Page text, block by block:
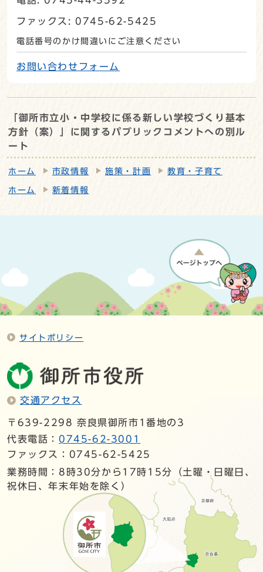
ファックス: 0745-62-5425
電話番号のかけ間違いにご注意ください
お問い合わせフォーム
「御所市立小・中学校に係る新しい学校づくり基本
方針（案）」に関するパブリックコメントへの別ル
ート
ホーム 市政情報 施策・計画 教育・子育て
ホーム 新着情報
サイトポリシー
交通アクセス
〒639-2298 奈良県御所市1番地の3
代表電話： 0745-62-3001
ファックス：0745-62-5425
業務時間：8時30分から17時15分（土曜・日曜日、
祝休日、年末年始を除く）